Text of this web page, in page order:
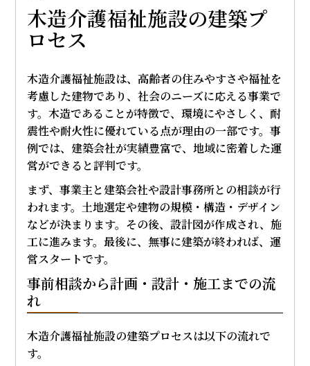
木造介護福祉施設の建築プ
ロセス
木造介護福祉施設は、高齢者の住みやすさや福祉を
考慮した建物であり、社会のニーズに応える事業で
す。木造であることが特徴で、環境にやさしく、耐
震性や耐火性に優れている点が理由の一部です。事
例では、建築会社が実績豊富で、地域に密着した運
営ができると評判です。
まず、事業主と建築会社や設計事務所との相談が行
われます。土地選定や建物の規模・構造・デザイン
などが決まります。その後、設計図が作成され、施
工に進みます。最後に、無事に建築が終われば、運
営スタートです。
事前相談から計画・設計・施工までの流
れ
木造介護福祉施設の建築プロセスは以下の流れで
す。